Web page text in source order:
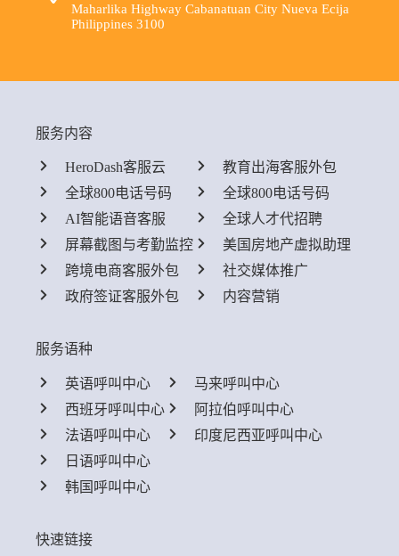
Maharlika Highway Cabanatuan City Nueva Ecija
Philippines 3100
服务内容
HeroDash客服云
全球800电话号码
AI智能语音客服
屏幕截图与考勤监控
跨境电商客服外包
政府签证客服外包
教育出海客服外包
全球800电话号码
全球人才代招聘
美国房地产虚拟助理
社交媒体推广
内容营销
服务语种
英语呼叫中心
西班牙呼叫中心
法语呼叫中心
日语呼叫中心
韩国呼叫中心
马来呼叫中心
阿拉伯呼叫中心
印度尼西亚呼叫中心
快速链接